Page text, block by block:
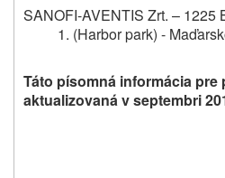
SANOFI-AVENTIS Zrt. – 1225
1. (Harbor park) -
Táto písomná informácia pre
aktualizovaná v septembri